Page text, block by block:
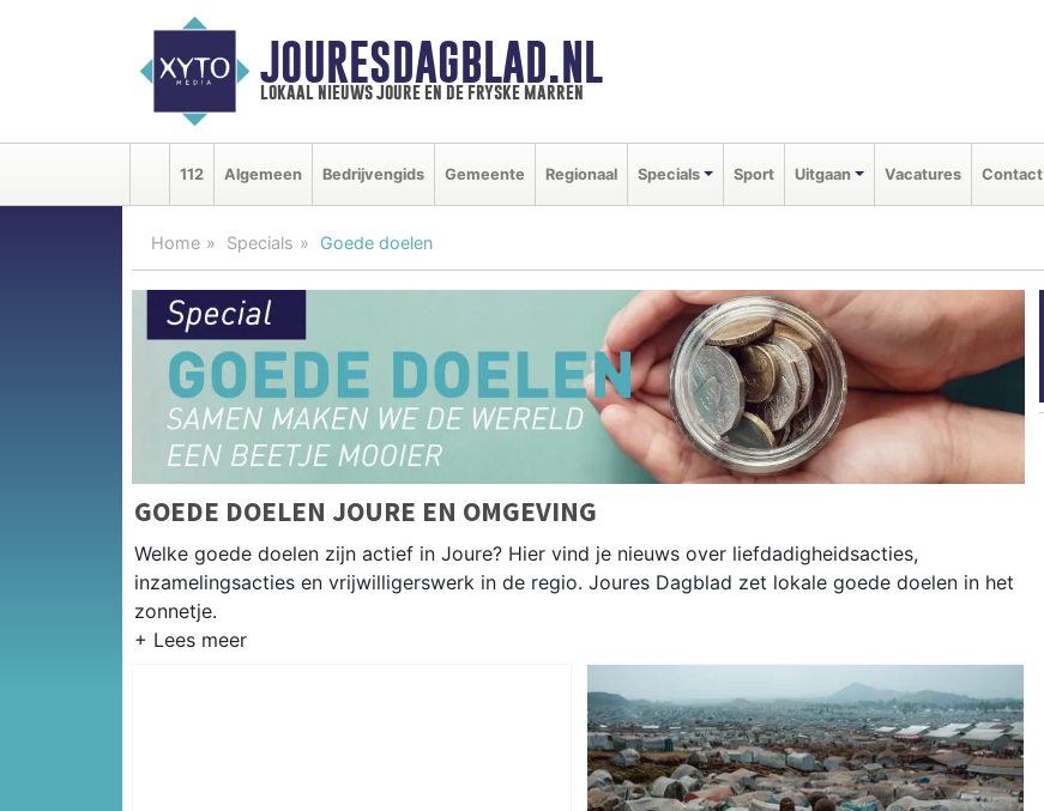
JOURESDAGBLAD.NL
lokaal nieuws joure en de fryske marren
112 Algemeen Bedrijvengids Gemeente Regionaal Specials Sport Uitgaan Vacatures Contact
Home Specials Goede doelen
GOEDE DOELEN JOURE EN OMGEVING
Welke goede doelen zijn actief in Joure? Hier vind je nieuws over liefdadigheidsacties,
inzamelingsacties en vrijwilligerswerk in de regio. Joures Dagblad zet lokale goede doelen in het
zonnetje.